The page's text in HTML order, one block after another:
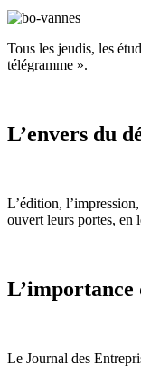
Tous les jeudis, les
télégramme ».
L’envers du
L’édition,
ouvert leurs portes, en
L’importance
Le Journal des